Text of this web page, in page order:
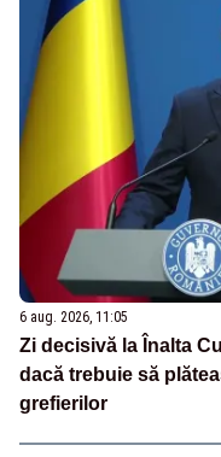
6 aug. 2026, 11:05
Zi decisivă la Înalta
dacă trebuie să
grefierilor